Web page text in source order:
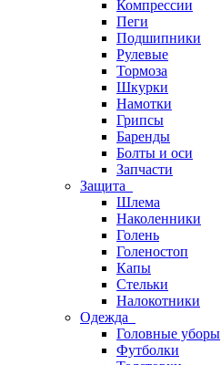
Компрессии
Пеги
Подшипники
Рулевые
Тормоза
Шкурки
Намотки
Грипсы
Баренды
Болты и оси
Запчасти
Защита
Шлема
Наколенники
Голень
Голеностоп
Капы
Стельки
Налокотники
Одежда
Головные уборы
Футболки